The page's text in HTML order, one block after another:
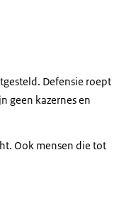
Defensie roept
geen kazernes en
Ook mensen die tot